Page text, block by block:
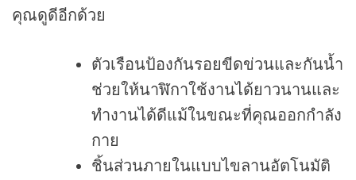
คุณดูดีอีกด้วย
ตัวเรือนป้องกันรอยขีดข่วนและกันน้ำ
ช่วยให้นาฬิกาใช้งานได้ยาวนานและ
ทำงานได้ดีแม้ในขณะที่คุณออกกำลัง
กาย
ชิ้นส่วนภายในแบบไขลานอัตโนมัติ